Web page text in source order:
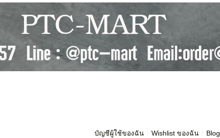
บัญชีผู้ใช้ของฉัน Wishlist ของฉัน Blog